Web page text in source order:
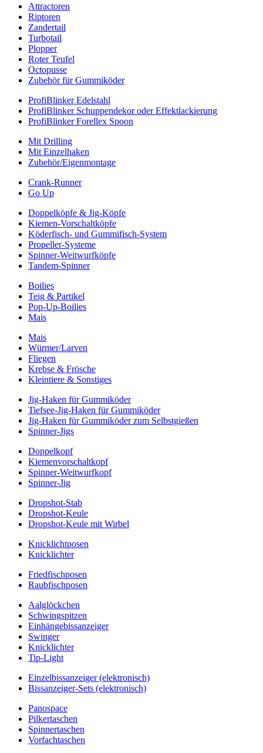
Attractoren
Riptoren
Zandertail
Turbotail
Plopper
Roter Teufel
Octopusse
Zubehör für Gummiköder
ProfiBlinker Edelstahl
ProfiBlinker Schuppendekor oder Effektlackierung
ProfiBlinker Forellex Spoon
Mit Drilling
Mit Einzelhaken
Zubehör/Eigenmontage
Crank-Runner
Go Up
Doppelköpfe & Jig-Köpfe
Kiemen-Vorschaltköpfe
Köderfisch- und Gummifisch-System
Propeller-Systeme
Spinner-Weitwurfköpfe
Tandem-Spinner
Boilies
Teig & Partikel
Pop-Up-Boilies
Mais
Mais
Würmer/Larven
Fliegen
Krebse & Frösche
Kleintiere & Sonstiges
Jig-Haken für Gummiköder
Tiefsee-Jig-Haken für Gummiköder
Jig-Haken für Gummiköder zum Selbstgießen
Spinner-Jigs
Doppelkopf
Kiemenvorschaltkopf
Spinner-Weitwurfkopf
Spinner-Jig
Dropshot-Stab
Dropshot-Keule
Dropshot-Keule mit Wirbel
Knicklichtposen
Knicklichter
Friedfischposen
Raubfischposen
Aalglöckchen
Schwingspitzen
Einhängebissanzeiger
Swinger
Knicklichter
Tip-Light
Einzelbissanzeiger (elektronisch)
Bissanzeiger-Sets (elektronisch)
Panospace
Pilkertaschen
Spinnertaschen
Vorfachtaschen